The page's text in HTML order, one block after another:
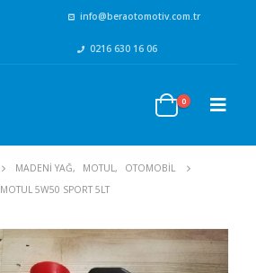
info@beraotomotiv.com.tr
0216 630 16 06
0
MADENİ YAĞ, MOTUL,
OTOMOBİL
MOTUL 5W50 SPORT 5LT